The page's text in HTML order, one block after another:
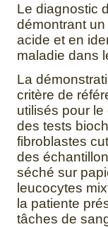
Le diagnostic
démontrant
acide et en
maladie dans
La
critère de
utilisés pour
des tests
fibroblastes
des
séché sur
leucocytes
la patiente
tâches de